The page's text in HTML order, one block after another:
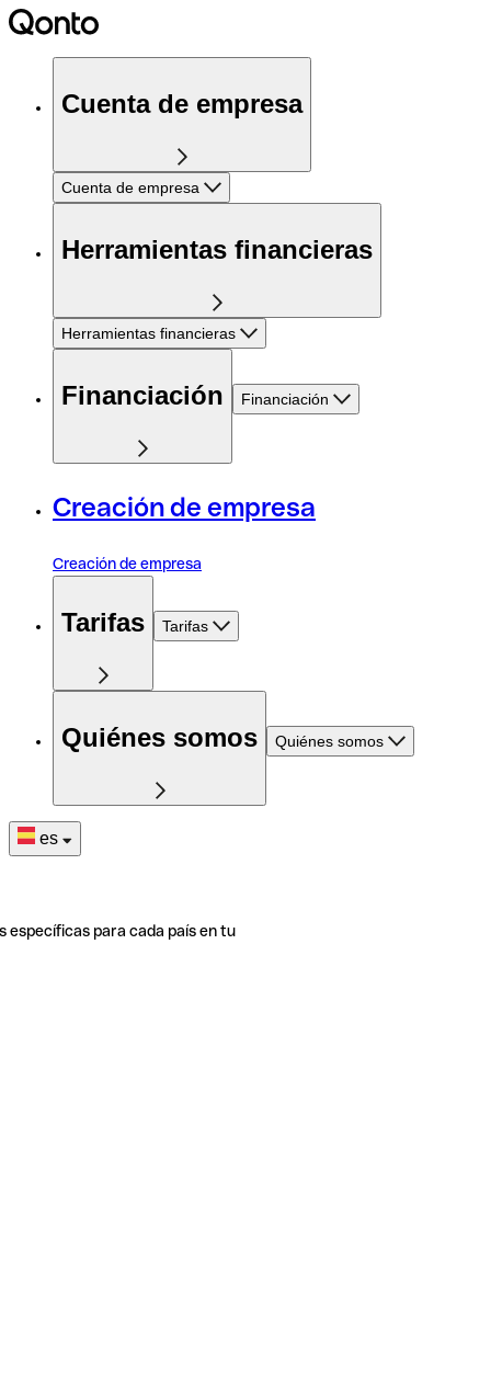
Cuenta de empresa
Cuenta de empresa
Herramientas financieras
Herramientas financieras
Financiación Financiación
Creación de empresa
Creación de empresa
Tarifas Tarifas
Quiénes somos Quiénes somos
es
específicas para cada país en tu